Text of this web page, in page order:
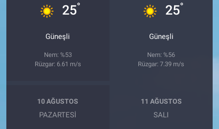
25°
Güneşli
Nem: %53
Rüzgar: 6.61 m/s
25°
Güneşli
Nem: %56
Rüzgar: 7.39 m/s
10 AĞUSTOS
PAZARTESI
11 AĞUSTOS
SALI